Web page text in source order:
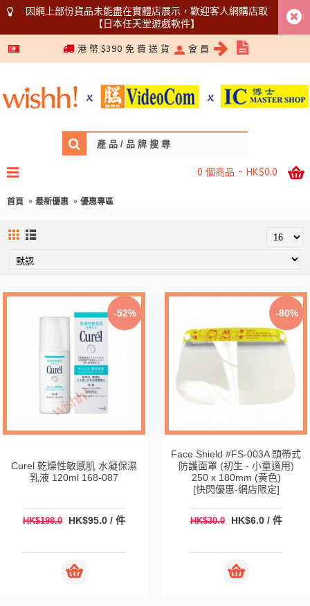
因網上部份貨品未能盡在實體店展示，歡迎客人網購店取
【日本任天堂遊戲軟件】
5366 1340
港 幣 $390 免 費 送 貨 會 員
0 個商品 - HK$0.0
首頁 最新優惠 優惠專區
-52%
Curel 乾燥性敏感肌 水凝保濕
乳液 120ml 168-087
HK$198.0 HK$95.0 / 件
-80%
Face Shield #FS-003A 頭帶式
防護面罩 (初生 - 小童適用)
250 x 180mm (黃色)
[快閃優惠-網店限定]
HK$30.0 HK$6.0 / 件